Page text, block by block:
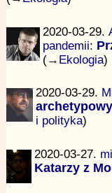
2020-03-29.
pandemii:
(→ Ekologia)
2020-03-29.
i polityka)
2020-03-27.
Katarzy z